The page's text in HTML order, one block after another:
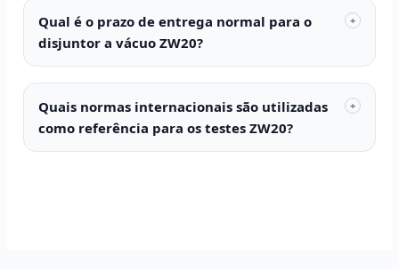
Qual é o prazo de entrega normal para o
disjuntor a vácuo ZW20?
+
Quais normas internacionais são utilizadas
como referência para os testes ZW20?
+
Deutsch
العربية